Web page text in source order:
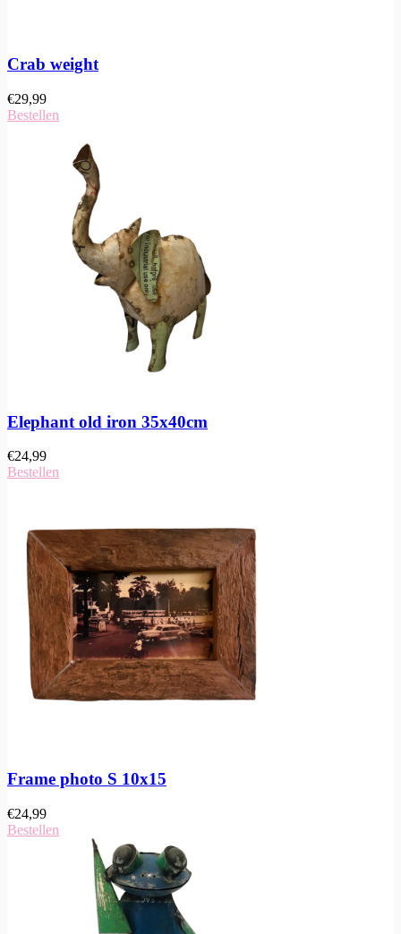
Crab weight
€29,99
Bestellen
Elephant old iron 35x40cm
€24,99
Bestellen
Frame photo S 10x15
€24,99
Bestellen